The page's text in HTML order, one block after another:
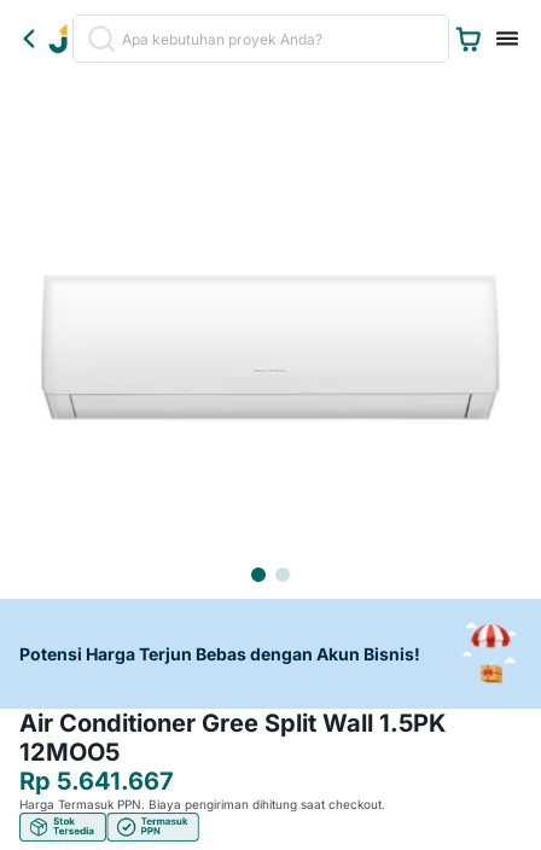
Potensi Harga Terjun Bebas dengan Akun Bisnis!
Air Conditioner Gree Split Wall 1.5PK
12MOO5
Rp 5.641.667
Harga Termasuk PPN. Biaya pengiriman dihitung saat checkout.